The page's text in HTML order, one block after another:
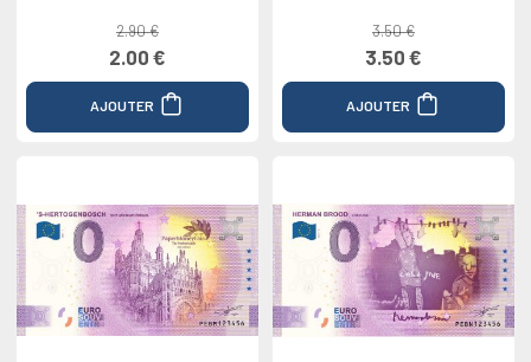
2.90 €
2.00 €
AJOUTER
3.50 €
3.50 €
AJOUTER